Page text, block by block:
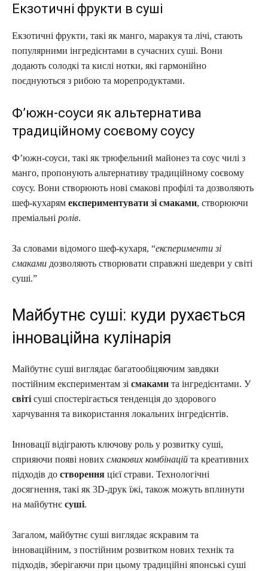
Екзотичні фрукти в суші
Екзотичні фрукти, такі як манго, маракуя та лічі, стають
популярними інгредієнтами в сучасних суші. Вони
додають солодкі та кислі нотки, які гармонійно
поєднуються з рибою та морепродуктами.
Ф’южн-соуси як альтернатива
традиційному соєвому соусу
Ф’южн-соуси, такі як трюфельний майонез та соус чилі з
манго, пропонують альтернативу традиційному соєвому
соусу. Вони створюють нові смакові профілі та дозволяють
шеф-кухарям експериментувати зі смаками, створюючи
преміальні ролів.
За словами відомого шеф-кухаря, “експерименти зі
смаками дозволяють створювати справжні шедеври у світі
суші.”
Майбутнє суші: куди рухається
інноваційна кулінарія
Майбутнє суші виглядає багатообіцяючим завдяки
постійним експериментам зі смаками та інгредієнтами. У
світі суші спостерігається тенденція до здорового
харчування та використання локальних інгредієнтів.
Інновації відіграють ключову роль у розвитку суші,
сприяючи появі нових смакових комбінацій та креативних
підходів до створення цієї страви. Технологічні
досягнення, такі як 3D-друк їжі, також можуть вплинути
на майбутнє суші.
Загалом, майбутнє суші виглядає яскравим та
інноваційним, з постійним розвитком нових технік та
підходів, зберігаючи при цьому традиційні японські суші